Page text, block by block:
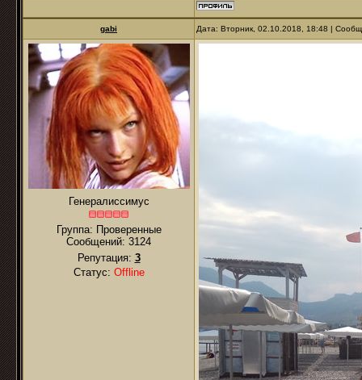
gabi Дата: Вторник, 02.10.2018, 18:48 |
Генералиссимус
Группа: Проверенные
Сообщений: 3124
Репутация: 3
Статус: Offline